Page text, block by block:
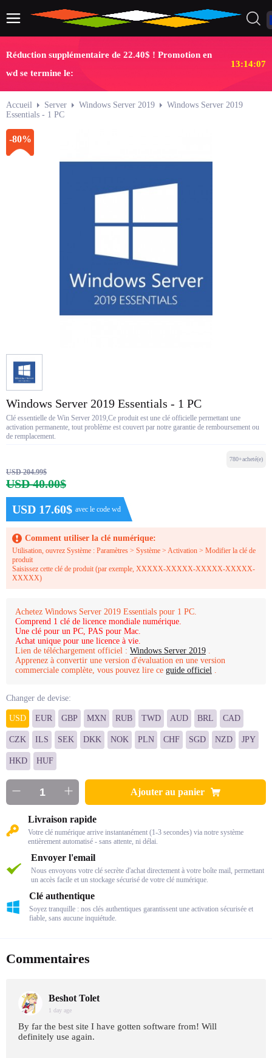
Réduction supplémentaire de 22.40$ ! Promotion en
wd se termine le:
13:14:07
Accueil Server Windows Server 2019
Windows Server 2019
Essentials - 1 PC
-80%
Windows Server 2019 Essentials - 1 PC
Clé essentielle de Win Server 2019,Ce produit est une clé officielle permettant une
activation permanente, tout problème est couvert par notre garantie de remboursement ou
de remplacement.
USD 204.99$
USD 40.00$
USD 17.60$ avec le code wd
780+acheté(e)
Comment utiliser la clé numérique:
Utilisation, ouvrez Système : Paramètres > Système > Activation > Modifier la clé de
produit
Saisissez cette clé de produit (par exemple, XXXXX-XXXXX-XXXXX-XXXXX-
XXXXX)
Achetez Windows Server 2019 Essentials pour 1 PC.
Comprend 1 clé de licence mondiale numérique.
Une clé pour un PC, PAS pour Mac.
Achat unique pour une licence à vie.
Lien de téléchargement officiel : Windows Server 2019 .
Apprenez à convertir une version d'évaluation en une version
commerciale complète, vous pouvez lire ce guide officiel .
Changer de devise:
USD EUR GBP MXN RUB TWD AUD BRL CAD
CZK ILS SEK DKK NOK PLN CHF SGD NZD JPY
HKD HUF
Ajouter au panier
Livraison rapide
Votre clé numérique arrive instantanément (1-3 secondes) via notre système
entièrement automatisé - sans attente, ni délai.
Envoyer l'email
Nous envoyons votre clé secrète d'achat directement à votre boîte mail, permettant
un accès facile et un stockage sécurisé de votre clé numérique.
Clé authentique
Soyez tranquille : nos clés authentiques garantissent une activation sécurisée et
fiable, sans aucune inquiétude.
Commentaires
Beshot Tolet
1 day age
By far the best site I have gotten software from! Will
definitely use again.